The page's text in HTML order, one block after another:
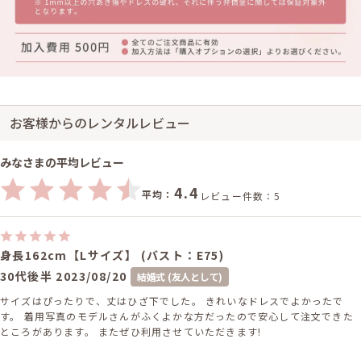
お客様からのレンタルレビュー
みなさまの平均レビュー
平均： 4.4 レビュー件数：5
身長162cm【Lサイズ】 (バスト：E75)
30代後半 2023/08/20
結婚式 (友人として)
サイズはぴったりで、丈はひざ下でした。 きれいなドレスでよかったで
す。 着用写真のモデルさんがふくよかな方だったので安心して注文できた
ところがあります。 またぜひ利用させていただきます!